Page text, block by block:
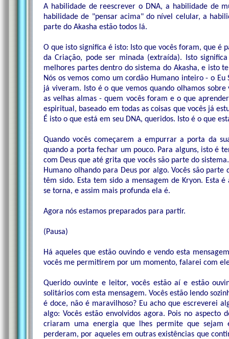
A habilidade de reescrever o DNA, a habilidade de
habilidade de "pensar acima" do nível celular, a
parte do Akasha estão todos lá.
O que isto significa é isto: Isto que vocês foram, que é
da Criação, pode ser minada (extraída). Isto
melhores partes dentro do sistema do Akasha, e isto
Nós os vemos como um cordão Humano inteiro - o Eu
já viveram. Isto é o que vemos quando olhamos
as velhas almas - quem vocês foram e o que
espiritual, baseado em todas as coisas que vocês já
É isto o que está em seu DNA, queridos. Isto é o que
Quando vocês começarem a empurrar a porta da
quando a porta fechar um pouco. Para alguns, isto é
com Deus que até grita que vocês são parte do
Humano olhando para Deus por algo. Vocês são parte
têm sido. Esta tem sido a mensagem de Kryon. Esta
se torna, e assim mais profunda ela é.
Agora nós estamos preparados para partir.
(Pausa)
Há aqueles que estão ouvindo e vendo esta
vocês me permitirem por um momento, falarei com
Querido ouvinte e leitor, vocês estão aí e estão
solitários com esta mensagem. Vocês estão lendo
é doce, não é maravilhoso? Eu acho que escreverei
algo: Vocês estão envolvidos agora. Pois no
criaram uma energia que lhes permite que sejam
perderam, por aqueles em outras existências que